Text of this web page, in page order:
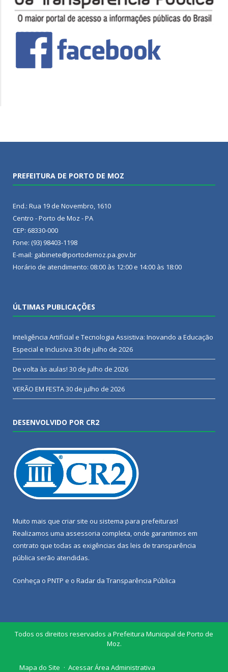
PREFEITURA DE PORTO DE MOZ
End.: Rua 19 de Novembro, 1610
Centro - Porto de Moz - PA
CEP: 68330-000
Fone: (93) 98403-1198
E-mail: gabinete@portodemoz.pa.gov.br
Horário de atendimento: 08:00 às 12:00 e 14:00 às 18:00
ÚLTIMAS PUBLICAÇÕES
Inteligência Artificial e Tecnologia Assistiva: Inovando a Educação
Especial e Inclusiva 30 de julho de 2026
De volta às aulas! 30 de julho de 2026
VERÃO EM FESTA30 de julho de 2026
DESENVOLVIDO POR CR2
Muito mais que criar site ou sistema para prefeituras!
Realizamos uma assessoria completa, onde garantimos em
contrato que todas as exigências das leis de transparência
pública serão atendidas.
Conheça o PNTP e o Radar da Transparência Pública
Todos os direitos reservados a Prefeitura Municipal de Porto de
Moz.
Mapa do Site Acessar Área Administrativa